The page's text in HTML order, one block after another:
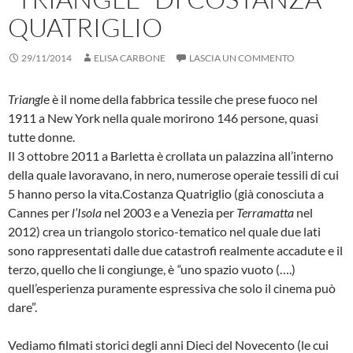
QUATRIGLIO
29/11/2014 ELISA CARBONE LASCIA UN COMMENTO
Triangle è il nome della fabbrica tessile che prese fuoco nel
1911 a New York nella quale morirono 146 persone, quasi
tutte donne.
Il 3 ottobre 2011 a Barletta è crollata un palazzina all’interno
della quale lavoravano, in nero, numerose operaie tessili di cui
5 hanno perso la vita.Costanza Quatriglio (già conosciuta a
Cannes per l’Isola nel 2003 e a Venezia per Terramatta nel
2012) crea un triangolo storico-tematico nel quale due lati
sono rappresentati dalle due catastrofi realmente accadute e il
terzo, quello che li congiunge, è “uno spazio vuoto (….)
quell’esperienza puramente espressiva che solo il cinema può
dare”.
Vediamo filmati storici degli anni Dieci del Novecento (le cui